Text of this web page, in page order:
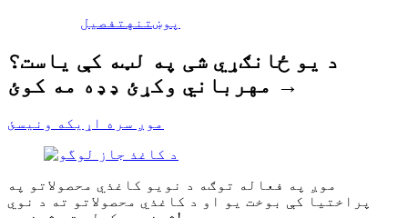
پوښتنه تفصیل
د یو ځانګړي شی په لټه کې یاست؟
مهرباني وکړئ ډډه مه کوئ →
موږ سره اړیکه ونیسئ
موږ په فعاله توګه د نویو کاغذي محصولاتو په
پراختیا کې بوخت یو او د کاغذي محصولاتو ته د نوي